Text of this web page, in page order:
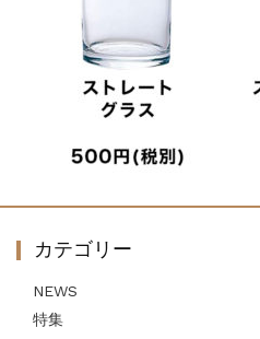
カテゴリー
NEWS
特集